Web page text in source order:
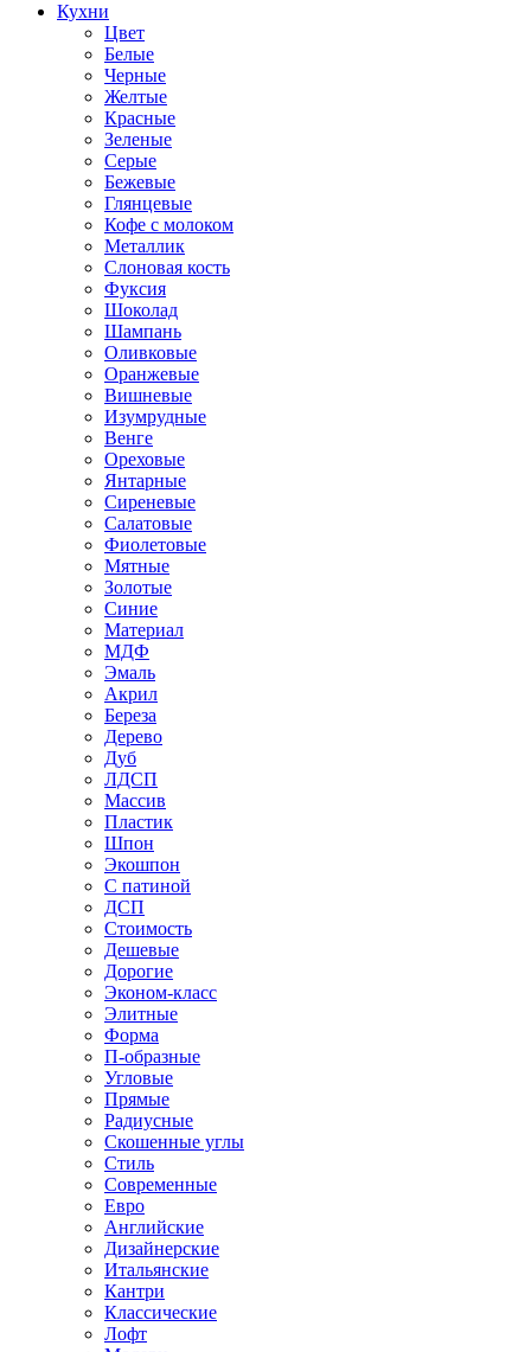
Кухни
Цвет
Белые
Черные
Желтые
Красные
Зеленые
Серые
Бежевые
Глянцевые
Кофе с молоком
Металлик
Слоновая кость
Фуксия
Шоколад
Шампань
Оливковые
Оранжевые
Вишневые
Изумрудные
Венге
Ореховые
Янтарные
Сиреневые
Салатовые
Фиолетовые
Мятные
Золотые
Синие
Материал
МДФ
Эмаль
Акрил
Береза
Дерево
Дуб
ЛДСП
Массив
Пластик
Шпон
Экошпон
С патиной
ДСП
Стоимость
Дешевые
Дорогие
Эконом-класс
Элитные
Форма
П-образные
Угловые
Прямые
Радиусные
Скошенные углы
Стиль
Современные
Евро
Английские
Дизайнерские
Итальянские
Кантри
Классические
Лофт